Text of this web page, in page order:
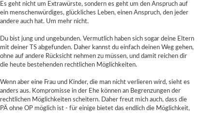
Es geht nicht um Extrawürste, sondern es geht um den Anspruch auf
ein menschenwürdiges, glückliches Leben, einen Anspruch, den jeder
andere auch hat. Um mehr nicht.
Du bist jung und ungebunden. Vermutlich haben sich sogar deine Eltern
mit deiner TS abgefunden. Daher kannst du einfach deinen Weg gehen,
ohne auf andere Rücksicht nehmen zu müssen, und damit reichen dir
die heute bestehenden rechtlichen Möglichkeiten.
Wenn aber eine Frau und Kinder, die man nicht verlieren wird, sieht es
anders aus. Kompromisse in der Ehe können an Begrenzungen der
rechtlichen Möglichkeiten scheitern. Daher freut mich auch, dass die
PÄ ohne OP möglich ist - für einige bietet das endlich die Möglichkeit,